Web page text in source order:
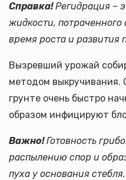
Справка!Регидрация –
жидкости,
время роста и развития
Вызревший урожай
методом выкручивания.
грунте очень быстро
образом инфицируют
Важно!Готовность
распылению спор и
пуха у основания стебля.